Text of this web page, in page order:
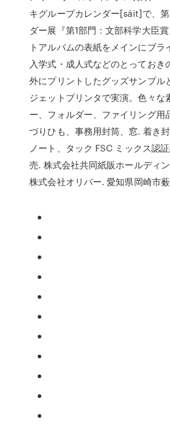
キグループカレンダー[sáit]で、
ダー展『第1部門：文部科学大臣
トアルバムの表紙をメインにブラ
入学式・成人式などのとっておき
外にプリントしたグッズサンプル
ジェットプリンタで実演。色々な
ー、フォルダー、ファイリング用
づりひも、事務用封筒、窓. 着き封
ノート、タック FSC ミックス認
売. 株式会社共同紙販ホールディ
株式会社オリバー. 愛知県岡崎市薮